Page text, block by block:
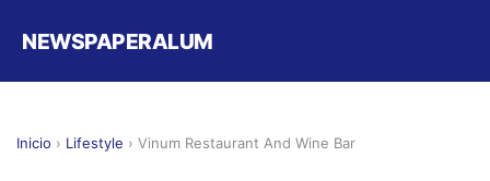
NEWSPAPERALUM
Inicio › Lifestyle › Vinum Restaurant And Wine Bar